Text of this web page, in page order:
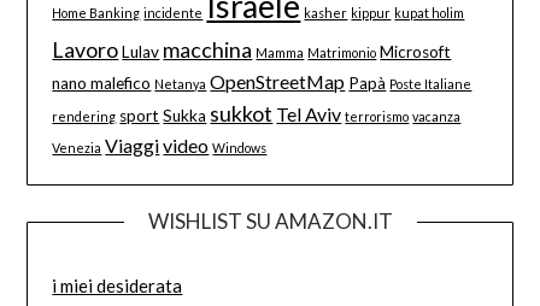
Home Banking incidente kasher kippur kupat holim
Lavoro Lulav macchina Mamma Matrimonio Microsoft
nano malefico Netanya OpenStreetMap Papà Poste Italiane
rendering sport Sukka sukkot Tel Aviv terrorismo vacanza
Venezia Viaggivideo Windows
WISHLIST SU AMAZON.IT
i miei desiderata